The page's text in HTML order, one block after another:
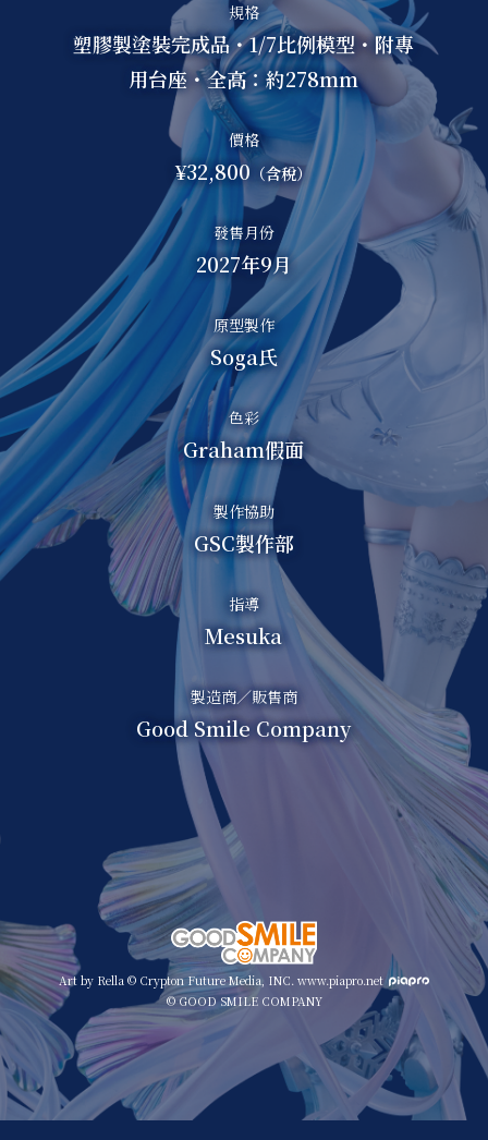
規格
塑膠製塗裝完成品・1/7比例模型・附專
用台座・全高：約278mm
價格
¥32,800 （含稅）
發售月份
2027年9月
原型製作
Soga氏
色彩
Graham假面
製作協助
GSC製作部
指導
Mesuka
製造商／販售商
Good Smile Company
Art by Rella © Crypton Future Media, INC. www.piapro.net
© GOOD SMILE COMPANY